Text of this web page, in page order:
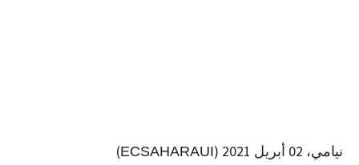
نيامي، 02 أبريل 2021 ( ECSAHARAUI
)